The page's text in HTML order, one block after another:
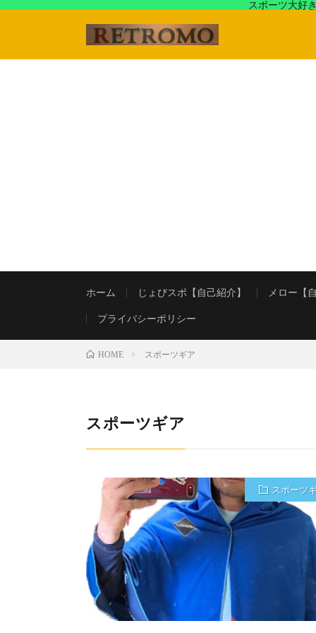
スポーツ大好
ホーム じょびスポ【自己紹介】 メロー【
プライバシーポリシー
HOME スポーツギア
スポーツギア
スポーツ